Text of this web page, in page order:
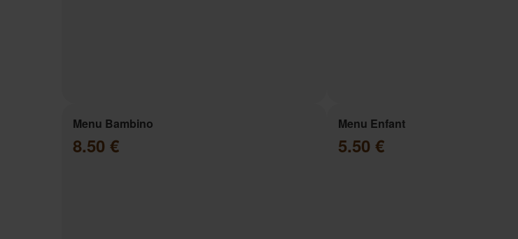
Menu Bambino
8.50 €
Menu Enfant
5.50 €